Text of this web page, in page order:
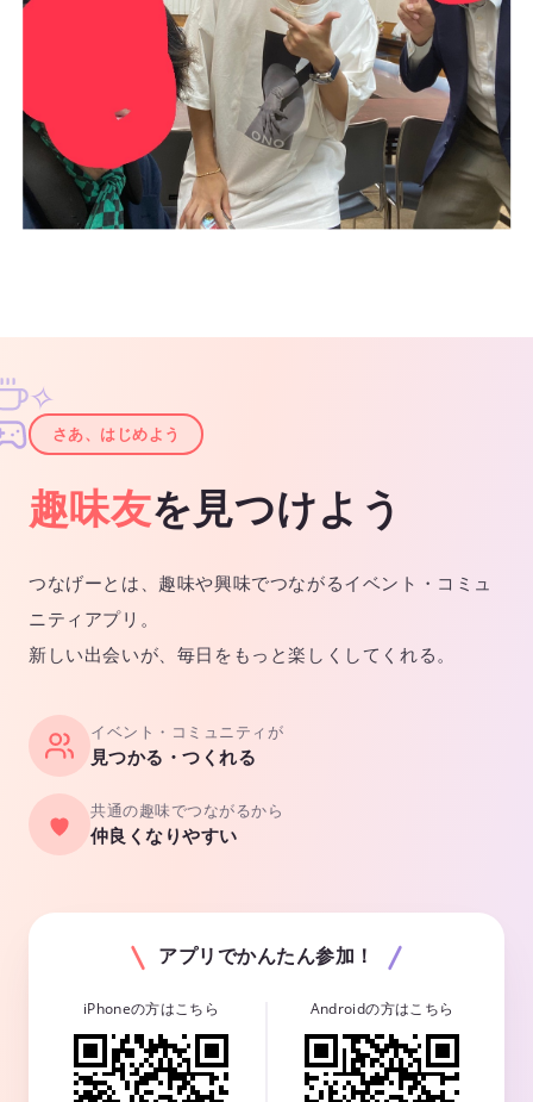
✦
✧
さあ、はじめよう
趣味友を見つけよう
つなげーとは、趣味や興味でつながるイベント・コミュ
ニティアプリ。
新しい出会いが、毎日をもっと楽しくしてくれる。
イベント・コミュニティが
見つかる・つくれる
共通の趣味でつながるから
仲良くなりやすい
アプリでかんたん参加！
iPhoneの方はこちら Androidの方はこちら